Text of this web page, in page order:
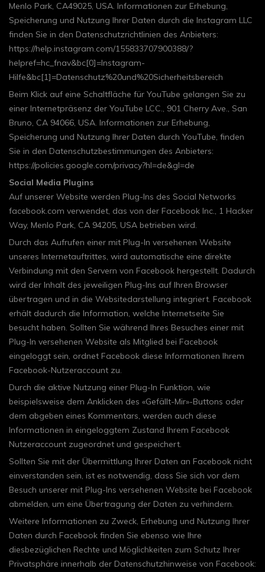
Menlo Park, CA49025, USA. Informationen zur Erhebung,
Speicherung und Nutzung Ihrer Daten durch die Instagram LLC
finden Sie in den Datenschutzrichtlinien des Anbieters:
https://help.instagram.com/155833707900388/?
helpref=hc_fnav&bc[0]=Instagram-
Hilfe&bc[1]=Datenschutz%20und%20Sicherheitsbereich
Beim Klick auf eine Schaltfläche für YouTube gelangen Sie zu
einer Internetpräsenz der YouTube LCC., 901 Cherry Ave., San
Bruno, CA 94066, USA. Informationen zur Erhebung,
Speicherung und Nutzung Ihrer Daten durch YouTube, finden
Sie in den Datenschutzbestimmungen des Anbieters:
https://policies.google.com/privacy?hl=de&gl=de
Social Media Plugins
Auf unserer Website werden Plug-Ins des Social Networks
facebook.com verwendet, das von der Facebook Inc., 1 Hacker
Way, Menlo Park, CA 94205, USA betrieben wird.
Durch das Aufrufen einer mit Plug-In versehenen Website
unseres Internetauftrittes, wird automatische eine direkte
Verbindung mit den Servern von Facebook hergestellt. Dadurch
wird der Inhalt des jeweiligen Plug-Ins auf Ihren Browser
übertragen und in die Websitedarstellung integriert. Facebook
erhält dadurch die Information, welche Internetseite Sie
besucht haben. Sollten Sie während Ihres Besuches einer mit
Plug-In versehenen Website als Mitglied bei Facebook
eingeloggt sein, ordnet Facebook diese Informationen Ihrem
Facebook-Nutzeraccount zu.
Durch die aktive Nutzung einer Plug-In Funktion, wie
beispielsweise dem Anklicken des «Gefällt-Mir»-Buttons oder
dem abgeben eines Kommentars, werden auch diese
Informationen in eingeloggtem Zustand Ihrem Facebook
Nutzeraccount zugeordnet und gespeichert.
Sollten Sie mit der Übermittlung Ihrer Daten an Facebook nicht
einverstanden sein, ist es notwendig, dass Sie sich vor dem
Besuch unserer mit Plug-Ins versehenen Website bei Facebook
abmelden, um eine Übertragung der Daten zu verhindern.
Weitere Informationen zu Zweck, Erhebung und Nutzung Ihrer
Daten durch Facebook finden Sie ebenso wie Ihre
diesbezüglichen Rechte und Möglichkeiten zum Schutz Ihrer
Privatsphäre innerhalb der Datenschutzhinweise von Facebook: